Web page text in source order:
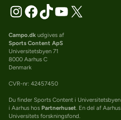
Campo.dkudgives af
Sports Content ApS
Universitetsbyen 71
8000 Aarhus C
Denmark
CVR-nr: 42457450
Du finder Sports Content i Universitetsbyen
i Aarhus hos Partnerhuset. En del af Aarhus
Universitets forskningsfond.